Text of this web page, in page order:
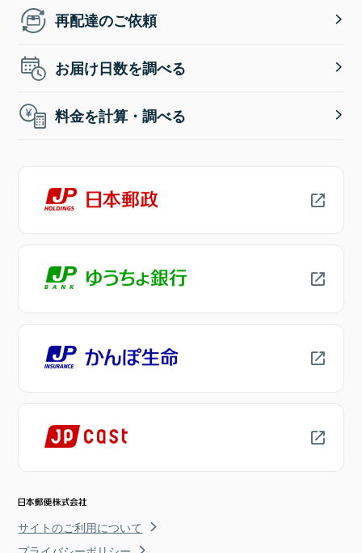
再配達のご依頼
お届け日数を調べる
料金を計算・調べる
サイトのご利用について